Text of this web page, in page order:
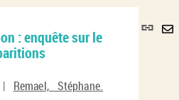
Lien
: enquête sur le
| Remael, Stéphane.